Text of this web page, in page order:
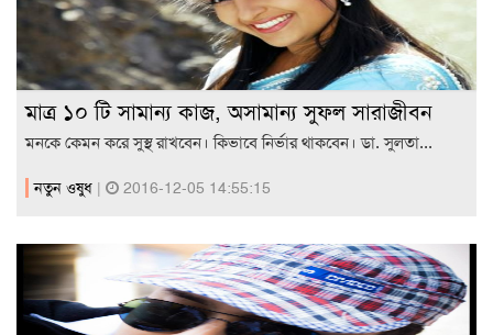
মাত্র ১০ টি সামান্য কাজ, অসামান্য সুফল সারাজীবন
মনকে কেমন করে সুস্থ রাখবেন। কিভাবে নির্ভার থাকবেন। ডা. সুলতা...
নতুন ওষুধ | 2016-12-05 14:55:15